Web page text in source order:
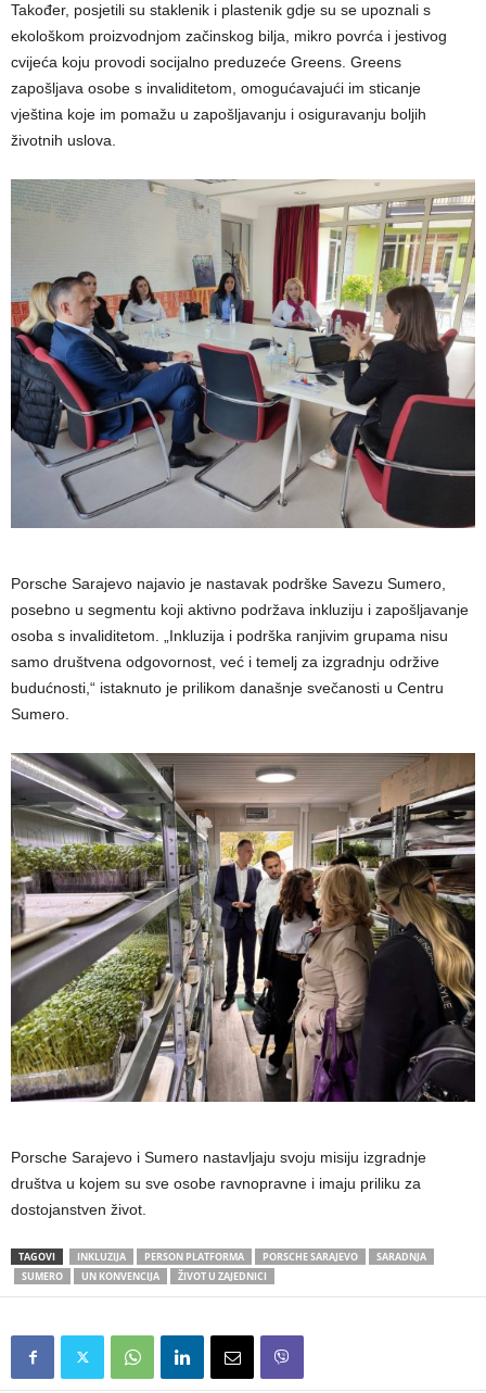
Također, posjetili su staklenik i plastenik gdje su se upoznali s
ekološkom proizvodnjom začinskog bilja, mikro povrća i jestivog
cvijeća koju provodi socijalno preduzeće Greens. Greens
zapošljava osobe s invaliditetom, omogućavajući im sticanje
vještina koje im pomažu u zapošljavanju i osiguravanju boljih
životnih uslova.
Porsche Sarajevo najavio je nastavak podrške Savezu Sumero,
posebno u segmentu koji aktivno podržava inkluziju i zapošljavanje
osoba s invaliditetom. „Inkluzija i podrška ranjivim grupama nisu
samo društvena odgovornost, već i temelj za izgradnju održive
budućnosti,“ istaknuto je prilikom današnje svečanosti u Centru
Sumero.
Porsche Sarajevo i Sumero nastavljaju svoju misiju izgradnje
društva u kojem su sve osobe ravnopravne i imaju priliku za
dostojanstven život.
TAGOVI INKLUZIJA PERSON PLATFORMA PORSCHE SARAJEVO
SARADNJA
SUMERO
UN KONVENCIJA ŽIVOT U ZAJEDNICI